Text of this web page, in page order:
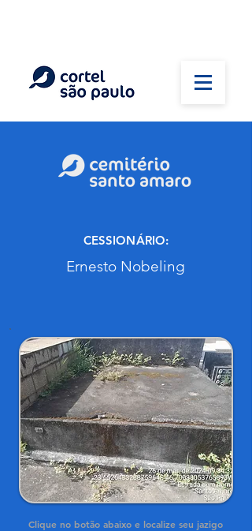
CESSIONÁRIO:
Ernesto Nobeling
Clique no botão abaixo e localize seu jazigo